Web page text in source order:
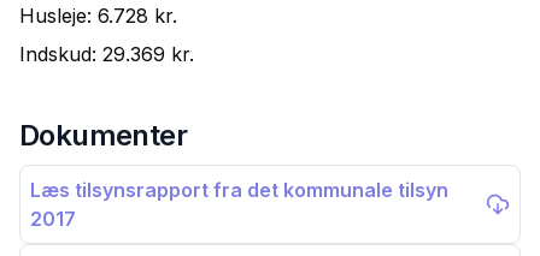
Husleje: 6.728 kr.
Indskud: 29.369 kr.
Dokumenter
Læs tilsynsrapport fra det kommunale tilsyn
2017